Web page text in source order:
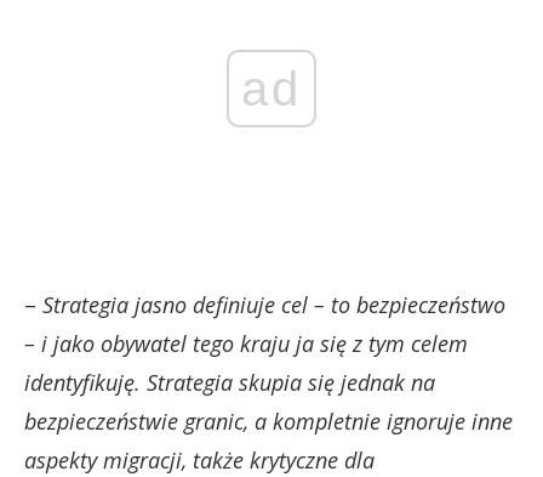
ad
– Strategia jasno definiuje cel – to bezpieczeństwo
– i jako obywatel tego kraju ja się z tym celem
identyfikuję. Strategia skupia się jednak na
bezpieczeństwie granic, a kompletnie ignoruje inne
aspekty migracji, także krytyczne dla